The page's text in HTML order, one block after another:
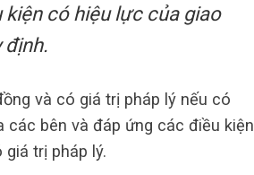
có hiệu lực của giao
định.
và có giá trị pháp lý nếu có
các bên và đáp ứng các điều kiện
trị pháp lý.